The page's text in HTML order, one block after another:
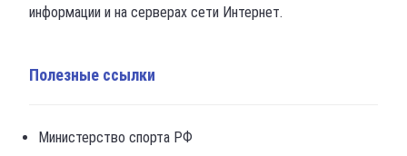
информации и на серверах сети Интернет.
Полезные ссылки
Министерство спорта РФ